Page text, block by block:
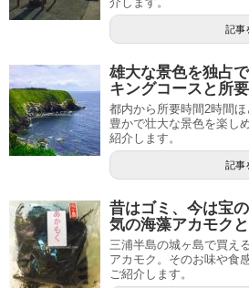
記事
雄大な景色を独占
キングコースと所
都内から所要時間2時間
豊かで壮大な景色を楽し
紹介します。
記事
昔はゴミ、今は宝
気の海藻アカモク
三浦半島の城ヶ島で買え
アカモク。そのお味や食
ご紹介します。